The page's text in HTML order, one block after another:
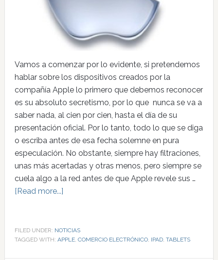
Vamos a comenzar por lo evidente, si pretendemos
hablar sobre los dispositivos creados por la
compañía Apple lo primero que debemos reconocer
es su absoluto secretismo, por lo que nunca se va a
saber nada, al cien por cien, hasta el día de su
presentación oficial. Por lo tanto, todo lo que se diga
o escriba antes de esa fecha solemne en pura
especulación. No obstante, siempre hay filtraciones,
unas más acertadas y otras menos, pero siempre se
cuela algo a la red antes de que Apple revele sus …
[Read more...]
FILED UNDER: NOTICIAS
TAGGED WITH: APPLE, COMERCIO ELECTRÓNICO, IPAD, TABLETS